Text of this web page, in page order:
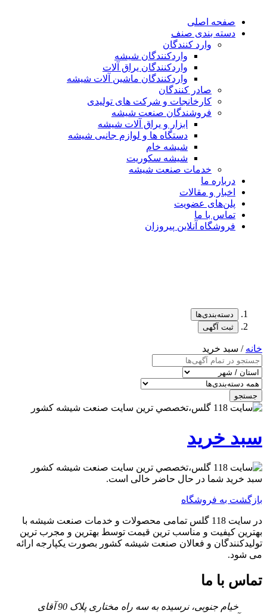
صفحه اصلی
دسته بندی صنف
وارد کنندگان
واردکنندگان شیشه
واردکنندگان یراق آلات
واردکنندگان ماشین آلات شیشه
صادر کنندگان
کارخانجات و شرکت های تولیدی
فروشندگان صنعت شیشه
ابزار و یراق آلات شیشه
دستگاه ها و لوازم جانبی شیشه
شیشه خام
شیشه سکوریت
خدمات صنعت شیشه
درباره ما
اخبار و مقالات
پلن‌های عضویت
تماس با ما
فروشگاه آنلاین پیروزان
دسته‌بندی‌ها
ثبت آگهی
خانه / سبد خرید
جستجو
سبد خرید
سبد خرید شما در حال حاضر خالی است.
بازگشت به فروشگاه
در سایت 118 گلس تمامی محصولات و خدمات صنعت شیشه با
بهترین کیفیت و مناسب ترین قیمت توسط بهترین و مجرب ترین
تولیدکنندگان و فعالان صنعت شیشه کشور بصورت یکپارجه ارائه
می شود.
تماس با ما
خیام جنوبی، نرسیده به سه راه مختاری پلاک 90 آقای